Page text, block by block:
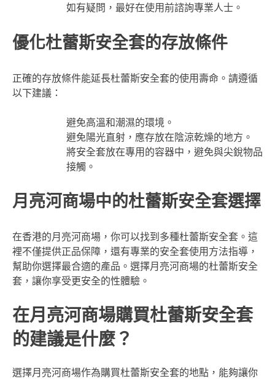
如有疑問，最好在使用前諮詢專業人士。
優化杜蕾斯安全套的存放條件
正確的存放條件能延長杜蕾斯安全套的使用壽命。請遵循
以下建議：
避免高溫和潮濕的環境。
避免陽光直射，應存放在陰涼乾燥的地方。
將安全套放在專用的容器中，避免與尖銳物品
接觸。
月亮河商場中的杜蕾斯安全套選擇
在香港的月亮河商場，你可以找到多種杜蕾斯安全套。這
裡不僅提供正品保障，還有專業的安全套使用方法指導，
幫助你選擇最合適的產品。選擇月亮河商場的杜蕾斯安全
套，讓你享受更安全的性體驗。
在月亮河商場購買杜蕾斯安全套
的建議是什麼？
選擇月亮河商場作為購買杜蕾斯安全套的地點，能夠讓你